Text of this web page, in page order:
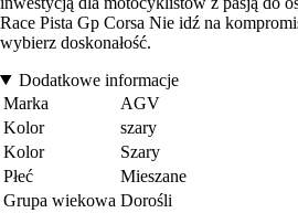
Race Pista Gp Corsa Nie idź na
wybierz doskonałość.
Dodatkowe informacje
Marka
AGV
Kolor
szary
Kolor
Szary
Płeć
Mieszane
Grupa wiekowa Dorośli